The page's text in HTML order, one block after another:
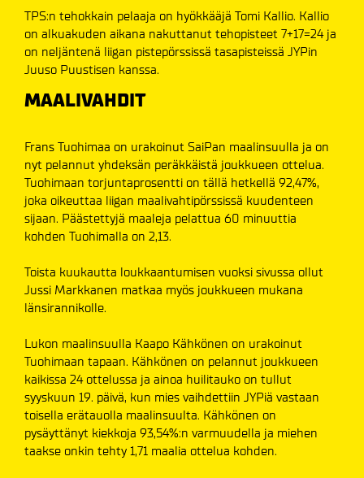
TPS:n tehokkain pelaaja on hyökkääjä Tomi Kallio. Kallio
on alkuakuden aikana nakuttanut tehopisteet 7+17=24 ja
on neljäntenä liigan pistepörssissä tasapisteissä JYPin
Juuso Puustisen kanssa.
MAALIVAHDIT
Frans Tuohimaa on urakoinut SaiPan maalinsuulla ja on
nyt pelannut yhdeksän peräkkäistä joukkueen ottelua.
Tuohimaan torjuntaprosentti on tällä hetkellä 92,47%,
joka oikeuttaa liigan maalivahtipörssissä kuudenteen
sijaan. Päästettyjä maaleja pelattua 60 minuuttia
kohden Tuohimalla on 2,13.
Toista kuukautta loukkaantumisen vuoksi sivussa ollut
Jussi Markkanen matkaa myös joukkueen mukana
länsirannikolle.
Lukon maalinsuulla Kaapo Kähkönen on urakoinut
Tuohimaan tapaan. Kähkönen on pelannut joukkueen
kaikissa 24 ottelussa ja ainoa huilitauko on tullut
syyskuun 19. päivä, kun mies vaihdettiin JYPiä vastaan
toisella erätauolla maalinsuulta. Kähkönen on
pysäyttänyt kiekkoja 93,54%:n varmuudella ja miehen
taakse onkin tehty 1,71 maalia ottelua kohden.